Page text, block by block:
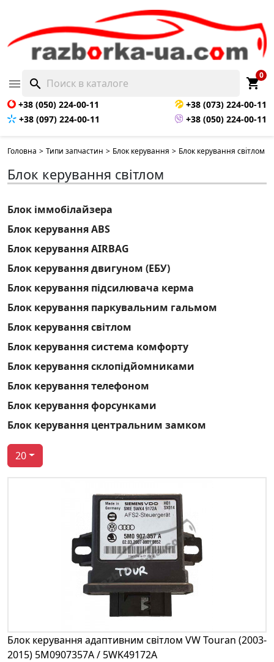
 search shopping_cart
0
+38 (050) 224-00-11
+38 (073) 224-00-11
+38 (097) 224-00-11
+38 (050) 224-00-11
Головна > Типи запчастин > Блок керування > Блок керування світлом
Блок керування світлом
Блок іммобілайзера
Блок керування ABS
Блок керування AIRBAG
Блок керування двигуном (ЕБУ)
Блок керування підсилювача керма
Блок керування паркувальним гальмом
Блок керування світлом
Блок керування система комфорту
Блок керування склопідйомниками
Блок керування телефоном
Блок керування форсунками
Блок керування центральним замком
20
Блок керування адаптивним світлом VW Touran (2003-
2015) 5M0907357A / 5WK49172A